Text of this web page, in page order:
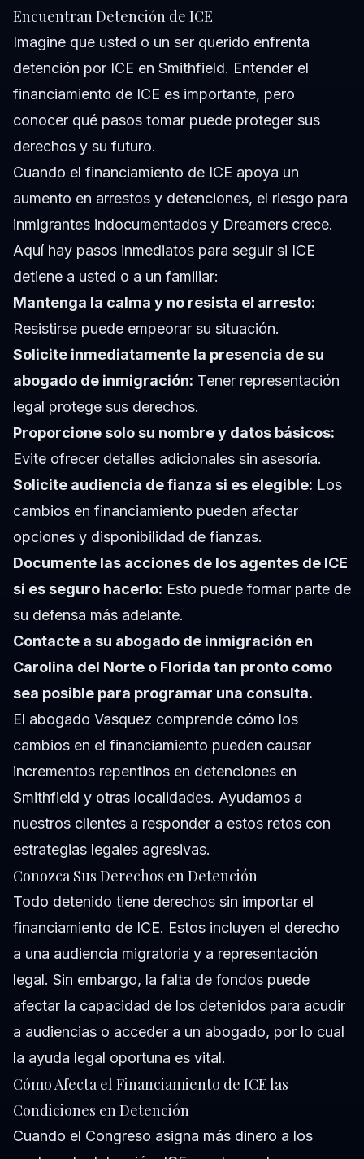
Encuentran Detención de ICE
Imagine que usted o un ser querido enfrenta
detención por ICE en Smithfield. Entender el
financiamiento de ICE es importante, pero
conocer qué pasos tomar puede proteger sus
derechos y su futuro.
Cuando el financiamiento de ICE apoya un
aumento en arrestos y detenciones, el riesgo para
inmigrantes indocumentados y Dreamers crece.
Aquí hay pasos inmediatos para seguir si ICE
detiene a usted o a un familiar:
Mantenga la calma y no resista el arresto:
Resistirse puede empeorar su situación.
Solicite inmediatamente la presencia de su
abogado de inmigración: Tener representación
legal protege sus derechos.
Proporcione solo su nombre y datos básicos:
Evite ofrecer detalles adicionales sin asesoría.
Solicite audiencia de fianza si es elegible: Los
cambios en financiamiento pueden afectar
opciones y disponibilidad de fianzas.
Documente las acciones de los agentes de ICE
si es seguro hacerlo: Esto puede formar parte de
su defensa más adelante.
Contacte a su abogado de inmigración en
Carolina del Norte o Florida tan pronto como
sea posible para programar una consulta.
El abogado Vasquez comprende cómo los
cambios en el financiamiento pueden causar
incrementos repentinos en detenciones en
Smithfield y otras localidades. Ayudamos a
nuestros clientes a responder a estos retos con
estrategias legales agresivas.
Conozca Sus Derechos en Detención
Todo detenido tiene derechos sin importar el
financiamiento de ICE. Estos incluyen el derecho
a una audiencia migratoria y a representación
legal. Sin embargo, la falta de fondos puede
afectar la capacidad de los detenidos para acudir
a audiencias o acceder a un abogado, por lo cual
la ayuda legal oportuna es vital.
Cómo Afecta el Financiamiento de ICE las
Condiciones en Detención
Cuando el Congreso asigna más dinero a los